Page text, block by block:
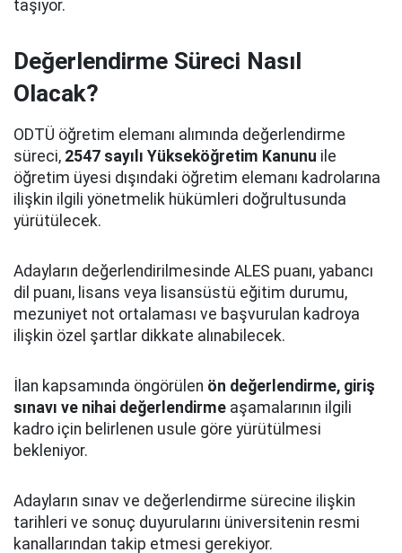
taşıyor.
Değerlendirme Süreci Nasıl
Olacak?
ODTÜ öğretim elemanı alımında değerlendirme
süreci, 2547 sayılı Yükseköğretim Kanunu ile
öğretim üyesi dışındaki öğretim elemanı kadrolarına
ilişkin ilgili yönetmelik hükümleri doğrultusunda
yürütülecek.
Adayların değerlendirilmesinde ALES puanı, yabancı
dil puanı, lisans veya lisansüstü eğitim durumu,
mezuniyet not ortalaması ve başvurulan kadroya
ilişkin özel şartlar dikkate alınabilecek.
İlan kapsamında öngörülen ön değerlendirme, giriş
sınavı ve nihai değerlendirme aşamalarının ilgili
kadro için belirlenen usule göre yürütülmesi
bekleniyor.
Adayların sınav ve değerlendirme sürecine ilişkin
tarihleri ve sonuç duyurularını üniversitenin resmi
kanallarından takip etmesi gerekiyor.